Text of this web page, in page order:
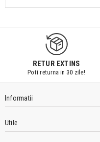
RETUR EXTINS
Poti returna in 30 zile!
Informatii
Utile